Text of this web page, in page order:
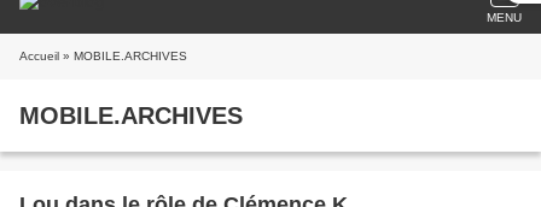
MENU
Accueil » MOBILE.ARCHIVES
MOBILE.ARCHIVES